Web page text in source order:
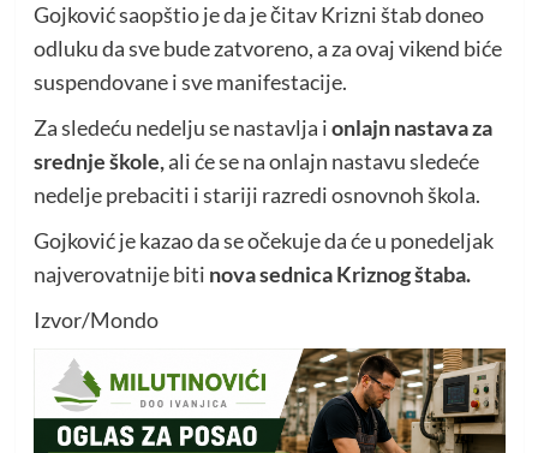
Gojković saopštio je da je čitav Krizni štab doneo
odluku da sve bude zatvoreno, a za ovaj vikend biće
suspendovane i sve manifestacije.
Za sledeću nedelju se nastavlja ionlajn nastava za
srednje škole,ali će se na onlajn nastavu sledeće
nedelje prebaciti i stariji razredi osnovnoh škola.
Gojković je kazao da se očekuje da će u ponedeljak
najverovatnije biti nova sednica Kriznog štaba.
Izvor/Mondo